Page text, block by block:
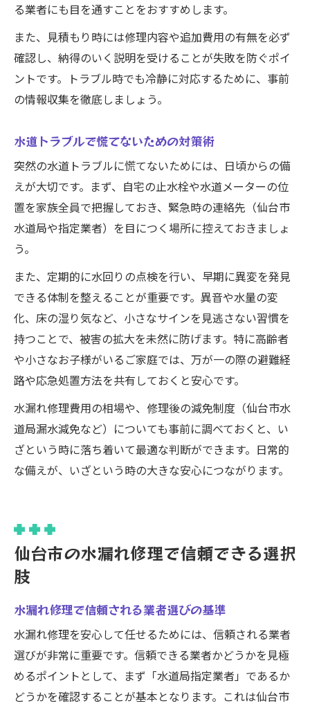
る業者にも目を通すことをおすすめします。
また、見積もり時には修理内容や追加費用の有無を必ず
確認し、納得のいく説明を受けることが失敗を防ぐポイ
ントです。トラブル時でも冷静に対応するために、事前
の情報収集を徹底しましょう。
水道トラブルで慌てないための対策術
突然の水道トラブルに慌てないためには、日頃からの備
えが大切です。まず、自宅の止水栓や水道メーターの位
置を家族全員で把握しておき、緊急時の連絡先（仙台市
水道局や指定業者）を目につく場所に控えておきましょ
う。
また、定期的に水回りの点検を行い、早期に異変を発見
できる体制を整えることが重要です。異音や水量の変
化、床の湿り気など、小さなサインを見逃さない習慣を
持つことで、被害の拡大を未然に防げます。特に高齢者
や小さなお子様がいるご家庭では、万が一の際の避難経
路や応急処置方法を共有しておくと安心です。
水漏れ修理費用の相場や、修理後の減免制度（仙台市水
道局漏水減免など）についても事前に調べておくと、い
ざという時に落ち着いて最適な判断ができます。日常的
な備えが、いざという時の大きな安心につながります。
仙台市の水漏れ修理で信頼できる選択
肢
水漏れ修理で信頼される業者選びの基準
水漏れ修理を安心して任せるためには、信頼される業者
選びが非常に重要です。信頼できる業者かどうかを見極
めるポイントとして、まず「水道局指定業者」であるか
どうかを確認することが基本となります。これは仙台市